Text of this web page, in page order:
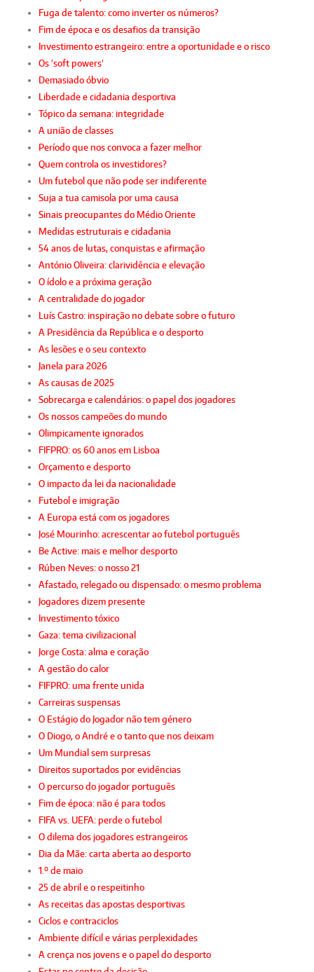
Fuga de talento: como inverter os números?
Fim de época e os desafios da transição
Investimento estrangeiro: entre a oportunidade e o risco
Os 'soft powers'
Demasiado óbvio
Liberdade e cidadania desportiva
Tópico da semana: integridade
A união de classes
Período que nos convoca a fazer melhor
Quem controla os investidores?
Um futebol que não pode ser indiferente
Suja a tua camisola por uma causa
Sinais preocupantes do Médio Oriente
Medidas estruturais e cidadania
54 anos de lutas, conquistas e afirmação
António Oliveira: clarividência e elevação
O ídolo e a próxima geração
A centralidade do jogador
Luís Castro: inspiração no debate sobre o futuro
A Presidência da República e o desporto
As lesões e o seu contexto
Janela para 2026
As causas de 2025
Sobrecarga e calendários: o papel dos jogadores
Os nossos campeões do mundo
Olimpicamente ignorados
FIFPRO: os 60 anos em Lisboa
Orçamento e desporto
O impacto da lei da nacionalidade
Futebol e imigração
A Europa está com os jogadores
José Mourinho: acrescentar ao futebol português
Be Active: mais e melhor desporto
Rúben Neves: o nosso 21
Afastado, relegado ou dispensado: o mesmo problema
Jogadores dizem presente
Investimento tóxico
Gaza: tema civilizacional
Jorge Costa: alma e coração
A gestão do calor
FIFPRO: uma frente unida
Carreiras suspensas
O Estágio do Jogador não tem género
O Diogo, o André e o tanto que nos deixam
Um Mundial sem surpresas
Direitos suportados por evidências
O percurso do jogador português
Fim de época: não é para todos
FIFA vs. UEFA: perde o futebol
O dilema dos jogadores estrangeiros
Dia da Mãe: carta aberta ao desporto
1.º de maio
25 de abril e o respeitinho
As receitas das apostas desportivas
Ciclos e contraciclos
Ambiente difícil e várias perplexidades
A crença nos jovens e o papel do desporto